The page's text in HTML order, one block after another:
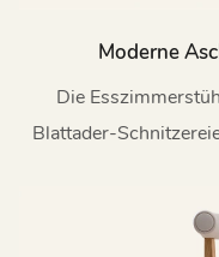
Moderne
Die
Blattader-
einer einzigartigen